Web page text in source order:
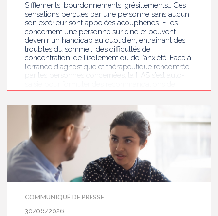
Sifflements, bourdonnements, grésillements… Ces
sensations perçues par une personne sans aucun
son extérieur sont appelées acouphènes. Elles
concernent une personne sur cinq et peuvent
devenir un handicap au quotidien, entrainant des
troubles du sommeil, des difficultés de
concentration, de l’isolement ou de l’anxiété. Face à
l’errance diagnostique et thérapeutique rencontrée
par les personnes concernées, la HAS s’est auto-
bonnes pratiques pour améliorer le diagnostic et
acouphènes chroniques invalidants . Elle publie
aujourd’hui ses travaux, destinés aux
professionnels de santé [1] impliqués dans le suivi
de ces patients.
COMMUNIQUÉ DE PRESSE
30/06/2026